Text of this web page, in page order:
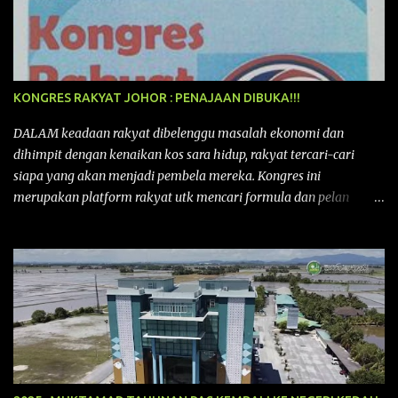
KONGRES RAKYAT JOHOR : PENAJAAN DIBUKA!!!
DALAM keadaan rakyat dibelenggu masalah ekonomi dan
dihimpit dengan kenaikan kos sara hidup, rakyat tercari-cari
siapa yang akan menjadi pembela mereka. Kongres ini
merupakan platform rakyat utk mencari formula dan pelan
pertama yang telah diadakan pada 12 September 2015 di Shah
Alam, Selangor, di peringkat kebangsaan dengan tema
“MEMBINA MALAYSIA SEJAHTERA”, Kongre s Rakyat di
peringkat negeri-negeri mula diadakan. Isu-isu rakyat yang telah
ditimbulkan di peringkat kebangsaan termasuklah isu-isu
ekonomi, sosial, pendidikan, pengurusan sumber, kesihatan,
budaya, pembangunan bandar dan desa, kos dan kualiti hidup